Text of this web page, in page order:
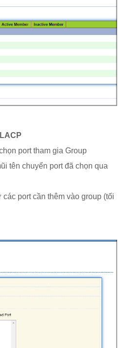
LACP
port tham gia Group
tên chuyển port đã chọn qua
port cần thêm vào group (tối